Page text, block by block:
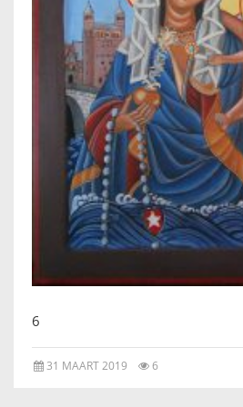
IKONEN, EEN INTRODUCTIE
OVER DE STICHTING
LEXIKON
LINKS
EXPOSITIES
SCHILDERCURSUSSEN
DOEN OF LATEN
6
31 MAART 2019 6